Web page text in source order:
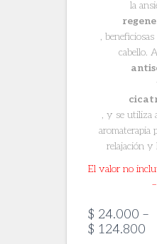
la
,
cabello.
, y se utiliza
aromaterapia
relajación y
El valor no
$ 24.000 –
$ 124.800